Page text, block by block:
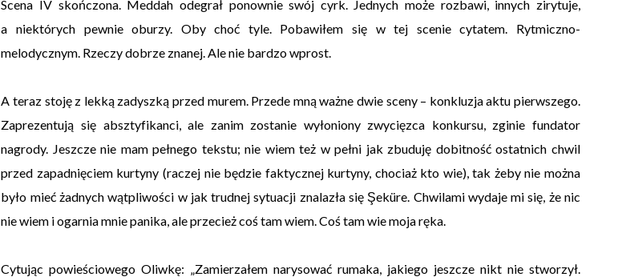
Scena IV skończona. Meddah odegrał ponownie swój cyrk. Jednych może rozbawi, innych zirytuje,
a niektórych pewnie oburzy. Oby choć tyle. Pobawiłem się w tej scenie cytatem. Rytmiczno-
melodycznym. Rzeczy dobrze znanej. Ale nie bardzo wprost.
A teraz stoję z lekką zadyszką przed murem. Przede mną ważne dwie sceny – konkluzja aktu pierwszego.
Zaprezentują się absztyfikanci, ale zanim zostanie wyłoniony zwycięzca konkursu, zginie fundator
nagrody. Jeszcze nie mam pełnego tekstu; nie wiem też w pełni jak zbuduję dobitność ostatnich chwil
przed zapadnięciem kurtyny (raczej nie będzie faktycznej kurtyny, chociaż kto wie), tak żeby nie można
było mieć żadnych wątpliwości w jak trudnej sytuacji znalazła się Şeküre. Chwilami wydaje mi się, że nic
nie wiem i ogarnia mnie panika, ale przecież coś tam wiem. Coś tam wie moja ręka.
Cytując powieściowego Oliwkę: „Zamierzałem narysować rumaka, jakiego jeszcze nikt nie stworzył.